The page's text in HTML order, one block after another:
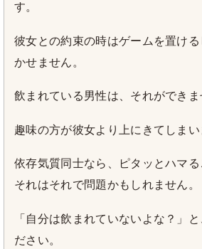
す。
彼女との約束の時はゲームを置け
かせません。
飲まれている男性は、それができま
趣味の方が彼女より上にきてしまい
依存気質同士なら、ピタッとハマ
それはそれで問題かもしれません。
「自分は飲まれていないよな？」
ださい。